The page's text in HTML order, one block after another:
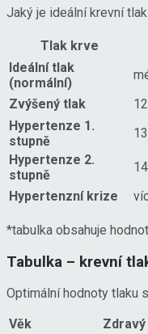
Jaký je ideální krevní
Tlak krve
Ideální tlak
(normální)
Zvýšený tlak
Hypertenze 1.
stupně
Hypertenze 2.
stupně
Hypertenzní krize
*tabulka obsahuje
Tabulka – krevní
Optimální hodnoty tlaku
Věk